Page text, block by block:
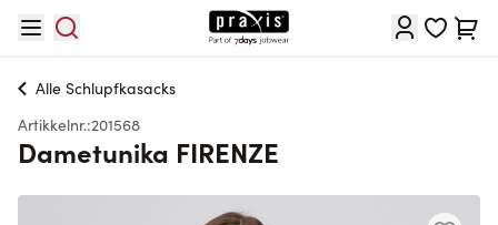
Cart
Alle Schlupfkasacks
Artikkelnr.:201568
Dametunika FIRENZE